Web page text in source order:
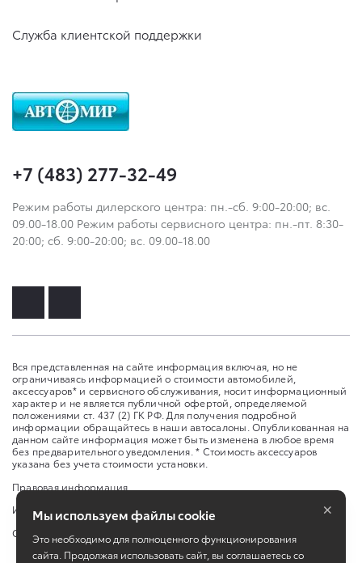
Служба клиентской поддержки
+7 (483) 277-32-49
Режим работы дилерского центра: пн.-сб. 9:00-20:00; вс.
09.00-18.00 Режим работы сервисного центра: пн.-пт. 8:30-
20:00; сб. 9:00-20:00; вс. 09.00-18.00
Вся представленная на сайте информация включая, но не
ограничиваясь информацией о стоимости автомобилей,
аксессуаров* и сервисного обслуживания, носит информационный
характер и не является публичной офертой, определяемой
положениями ст. 437 (2) ГК РФ. Для получения подробной
информации обращайтесь в наши автосалоны. Опубликованная на
данном сайте информация может быть изменена в любое время
без предварительного уведомления. * Стоимость аксессуаров
указана без учета стоимости установки.
Правовая информация
Изменить настройку cookies
Сбросить cookie
Мы используем файлы cookie
Это необходимо для полноценного функционирования
сайта. Продолжая использовать сайт, вы соглашаетесь со
×